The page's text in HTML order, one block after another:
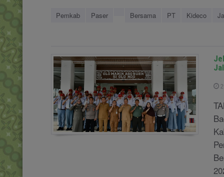
Pemkab Paser Bersama PT Kideco